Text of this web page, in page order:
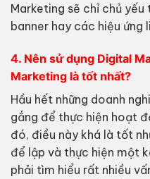
Marketing sẽ chỉ chủ
banner hay các hiệu ứng
4. Nên sử dụng Digital
Marketing là tốt nhất?
Hầu hết những doanh
gắng để thực hiện hoạt
đó, điều này khá là tốt
để lập và thực hiện một
phải tìm hiểu rất nhiều